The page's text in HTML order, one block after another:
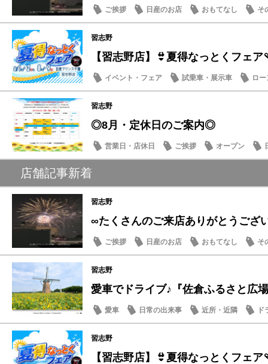
ご挨拶 日産のお店 おもてなし そ
習志野
【習志野店】👙夏得なっとくフェ
イベント・フェア 試乗車・展示車
ロー
日産のお店
習志野
◎8月・定休日のご案内◎
営業日・店休日 ご挨拶 オープン
店舗記事新着
習志野
∞たくさんのご来店ありがとうござ
ご挨拶 日産のお店 おもてなし そ
習志野
愛車でドライブ♪『佐倉ふるさと広
愛車 日常の出来事 近所・近隣 ド
習志野
【習志野店】👙夏得なっとくフェ